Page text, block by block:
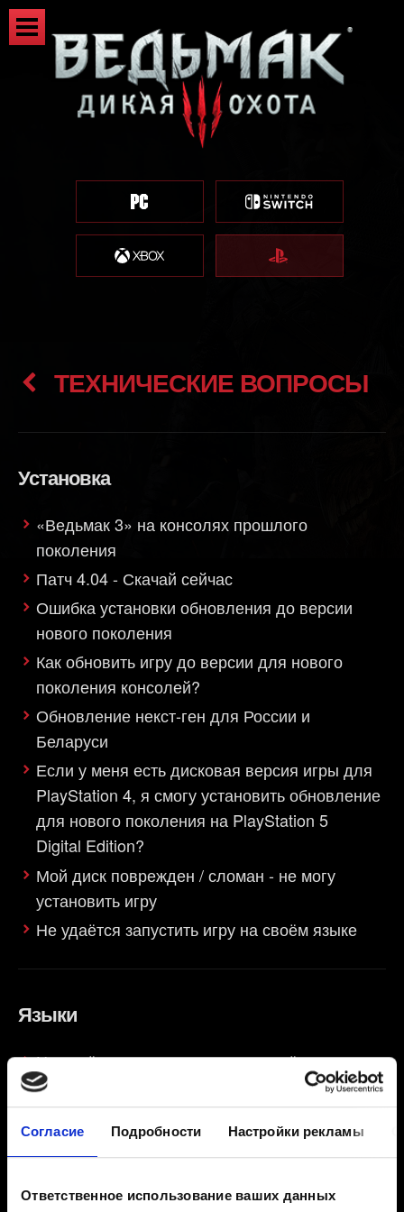
Согласие Подробности Настройки рекламы
Ответственное использование ваших данных
ТЕХНИЧЕСКИЕ ВОПРОСЫ
Установка
«Ведьмак 3» на консолях прошлого
поколения
Патч 4.04 - Скачай сейчас
Ошибка установки обновления до версии
нового поколения
Как обновить игру до версии для нового
поколения консолей?
Обновление некст-ген для России и
Беларуси
Если у меня есть дисковая версия игры для
PlayStation 4, я смогу установить обновление
для нового поколения на PlayStation 5
Digital Edition?
Мой диск поврежден / сломан - не могу
установить игру
Не удаётся запустить игру на своём языке
Языки
Не удаётся запустить игру на своём языке
Запуск игры
Аддон/DLC не отображается (но загружен и